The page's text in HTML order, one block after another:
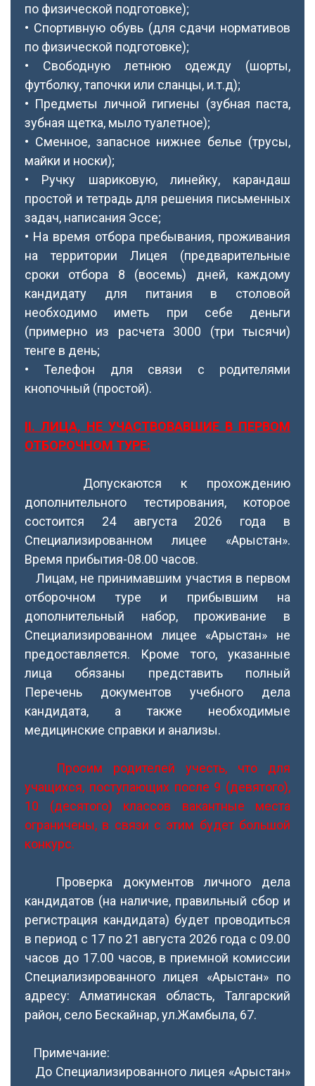
по физической подготовке);
• Спортивную обувь (для сдачи нормативов
по физической подготовке);
• Свободную летнюю одежду (шорты,
футболку, тапочки или сланцы, и.т.д);
• Предметы личной гигиены (зубная паста,
зубная щетка, мыло туалетное);
• Сменное, запасное нижнее белье (трусы,
майки и носки);
• Ручку шариковую, линейку, карандаш
простой и тетрадь для решения письменных
задач, написания Эссе;
• На время отбора пребывания, проживания
на территории Лицея (предварительные
сроки отбора 8 (восемь) дней, каждому
кандидату для питания в столовой
необходимо иметь при себе деньги
(примерно из расчета 3000 (три тысячи)
тенге в день;
• Телефон для связи с родителями
кнопочный (простой).
ІІ. ЛИЦА, НЕ УЧАСТВОВАВШИЕ В ПЕРВОМ
ОТБОРОЧНОМ ТУРЕ:
Допускаются к прохождению
дополнительного тестирования, которое
состоится 24 августа 2026 года в
Специализированном лицее «Арыстан».
Время прибытия-08.00 часов.
Лицам, не принимавшим участия в первом
отборочном туре и прибывшим на
дополнительный набор, проживание в
Специализированном лицее «Арыстан» не
предоставляется. Кроме того, указанные
лица обязаны представить полный
Перечень документов учебного дела
кандидата, а также необходимые
медицинские справки и анализы.
Просим родителей учесть, что для
учащихся, поступающих после 9 (девятого),
10 (десятого) классов вакантные места
ограничены, в связи с этим будет большой
конкурс.
Проверка документов личного дела
кандидатов (на наличие, правильный сбор и
регистрация кандидата) будет проводиться
в период с 17 по 21 августа 2026 года с 09.00
часов до 17.00 часов, в приемной комиссии
Специализированного лицея «Арыстан» по
адресу: Алматинская область, Талгарский
район, село Бескайнар, ул.Жамбыла, 67.
Примечание:
До Специализированного лицея «Арыстан»